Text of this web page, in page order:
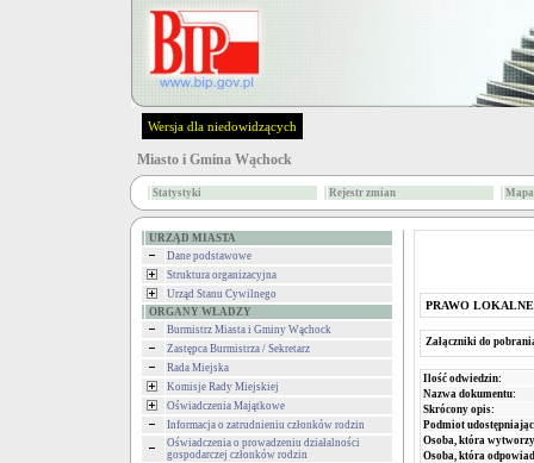
Wersja dla niedowidzących
Miasto i Gmina Wąchock
Statystyki Rejestr zmian
URZĄD MIASTA
Dane podstawowe
Struktura organizacyjna
Urząd Stanu Cywilnego
ORGANY WŁADZY
Burmistrz Miasta i Gminy Wąchock
Zastępca Burmistrza / Sekretarz
Rada Miejska
Komisje Rady Miejskiej
Oświadczenia Majątkowe
Informacja o zatrudnieniu członków rodzin
Oświadczenia o prowadzeniu działalności
gospodarczej członków rodzin
PRAWO LOKALNE
Załączniki do
Ilość odwiedzin:
Nazwa dokumentu:
Skrócony opis:
Podmiot
Osoba, która
Osoba, która